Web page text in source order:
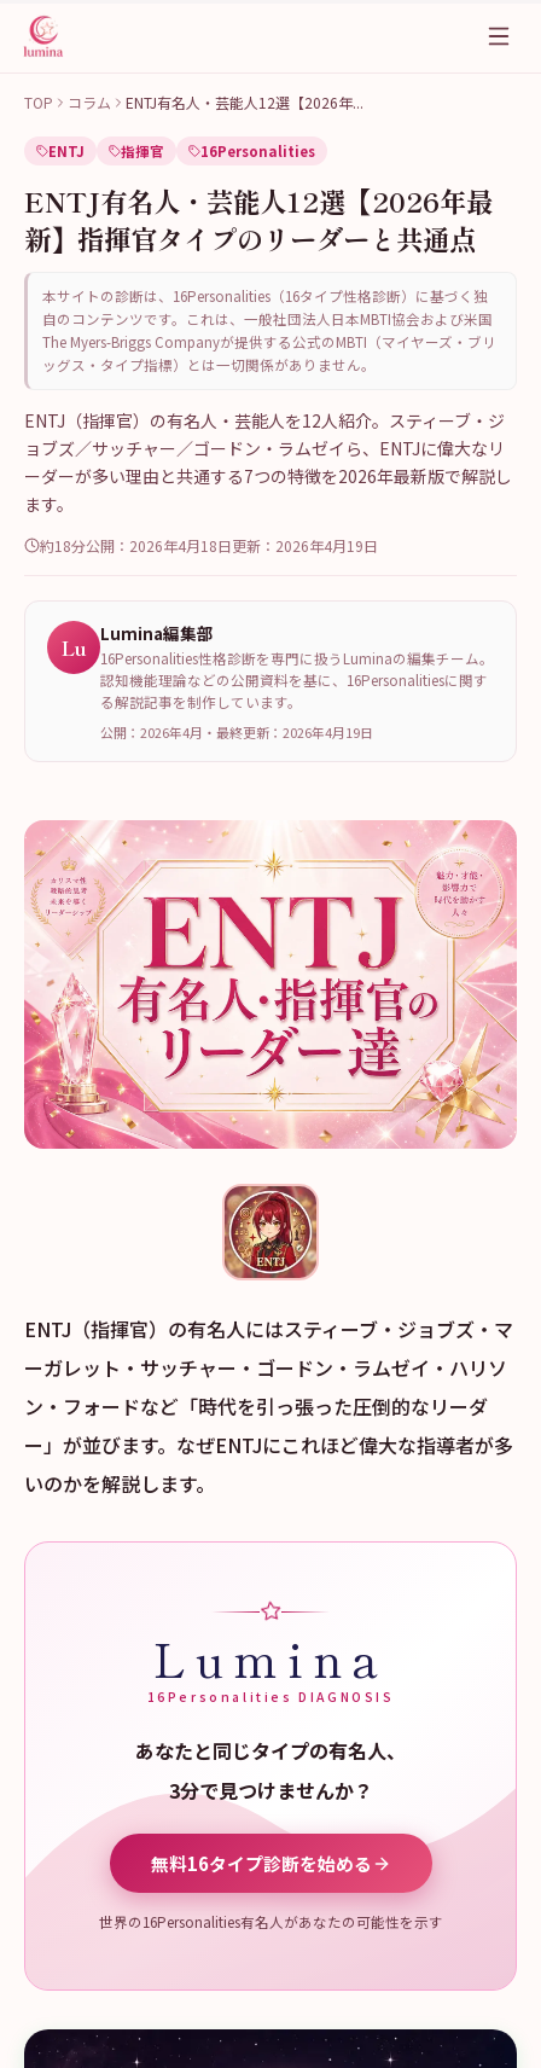
TOP コラム ENTJ有名人・芸能人12選【2026年...
ENTJ 指揮官 16Personalities
ENTJ有名人・芸能人12選【2026年最
新】指揮官タイプのリーダーと共通点
本サイトの診断は、16Personalities（16タイプ性格診断）に基づく独
自のコンテンツです。これは、一般社団法人日本MBTI協会および米国
The Myers-Briggs Companyが提供する公式のMBTI（マイヤーズ・ブリ
ッグス・タイプ指標）とは一切関係がありません。
ENTJ（指揮官）の有名人・芸能人を12人紹介。スティーブ・ジ
ョブズ／サッチャー／ゴードン・ラムゼイら、ENTJに偉大なリ
ーダーが多い理由と共通する7つの特徴を2026年最新版で解説し
ます。
約18分公開： 2026年4月18日更新： 2026年4月19日
Lu Lumina編集部
16Personalities性格診断を専門に扱うLuminaの編集チーム。
認知機能理論などの公開資料を基に、16Personalitiesに関す
る解説記事を制作しています。
公開：2026年4月 ・ 最終更新： 2026年4月19日
ENTJ（指揮官）の有名人にはスティーブ・ジョブズ・マ
ーガレット・サッチャー・ゴードン・ラムゼイ・ハリソ
ン・フォードなど「時代を引っ張った圧倒的なリーダ
ー」が並びます。なぜENTJにこれほど偉大な指導者が多
いのかを解説します。
Lumina
16Personalities DIAGNOSIS
あなたと同じタイプの有名人、
3分で見つけませんか？
無料16タイプ診断を始める
世界の16Personalities有名人があなたの可能性を示す